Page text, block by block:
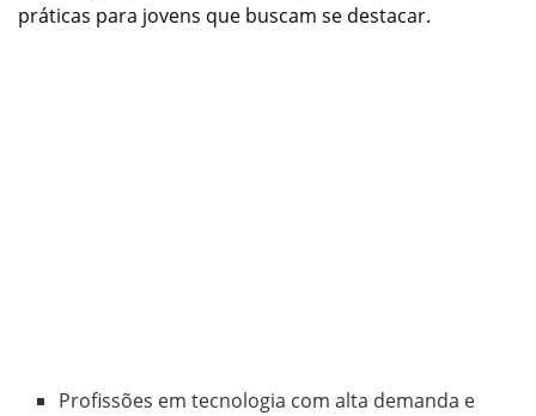
práticas para jovens que buscam se destacar.
Profissões em tecnologia com alta demanda e